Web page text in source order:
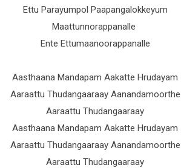
Ettu Parayumpol Paapangalokkeyum
Maattunnorappanalle
Ente Ettumaanoorappanalle
Aasthaana Mandapam Aakatte Hrudayam
Aaraattu Thudangaaraay Aanandamoorthe
Aaraattu Thudangaaraay
Aasthaana Mandapam Aakatte Hrudayam
Aaraattu Thudangaaraay Aanandamoorthe
Aaraattu Thudangaaraay